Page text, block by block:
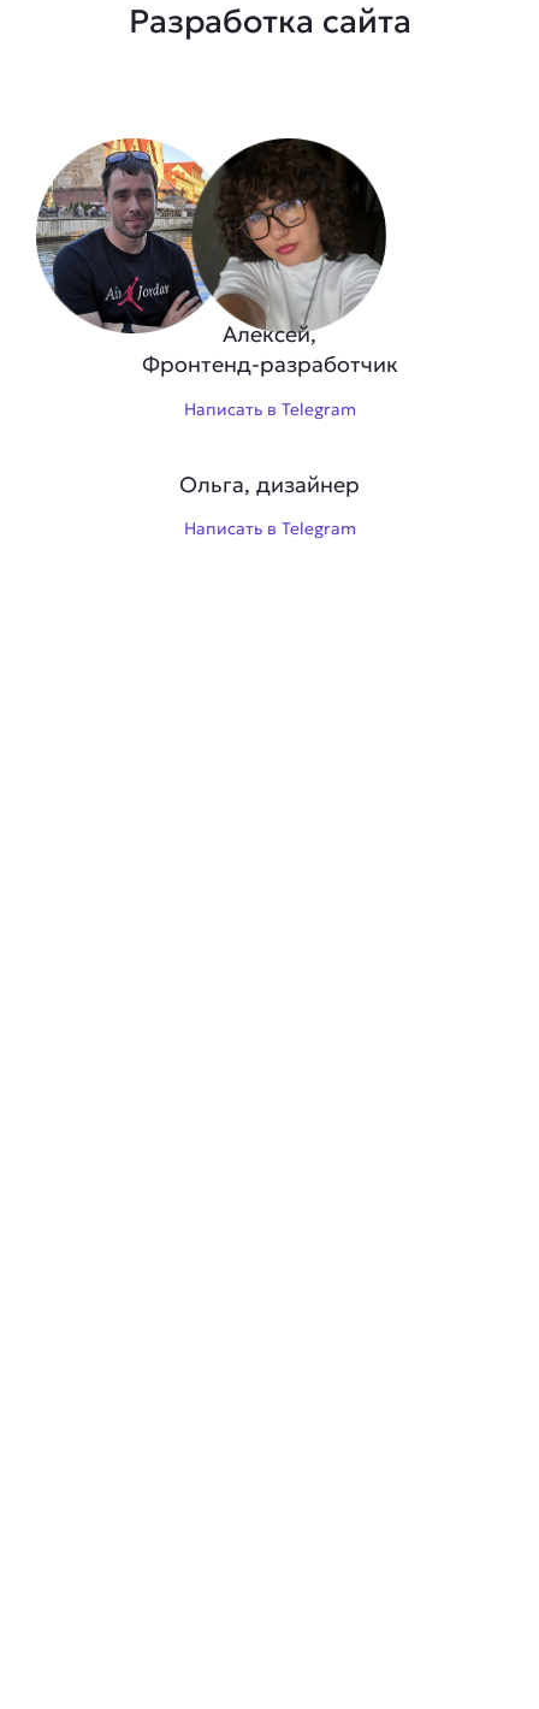
Разработка сайта
Алексей,
Фронтенд-разработчик
Написать в Telegram
Ольга, дизайнер
Написать в Telegram